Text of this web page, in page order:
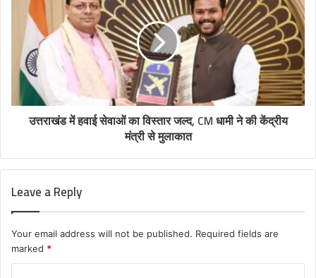
उत्तराखंड में हवाई सेवाओं का विस्तार जल्द, CM धामी ने की केंद्रीय
मंत्री से मुलाकात
Leave a Reply
Your email address will not be published. Required fields are
marked *